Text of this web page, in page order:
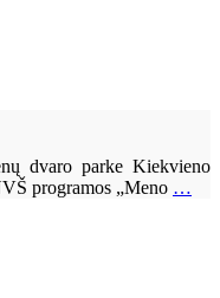
dvaro parke Kiekvieno
programos „Meno …